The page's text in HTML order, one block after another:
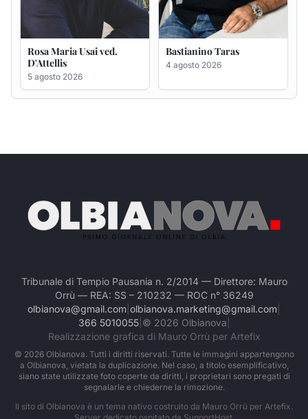
Tribunale di Tempio Pausania n. 2/2014 — Direttore: Mauro
Orrù — REA: SS – 210232 — ROC n° 36249
olbianova@gmail.com olbianova.marketing@gmail.com
366 5010055| © 2026 Olbianova
Realizzazione grafica di Mauro Orrù per Artefix
© 2026Olbianova. Tutti i diritti riservati. Tutte le immagini appartengono
a Olbianova, vietata la duplicazione. Nel caso, a titolo esemplificativo,
siano state utilizzate foto coperte da diritti, i proprietari sono pregati di
segnalarle e chiederne la rimozione.
Il sito di Olbianova è un tema nativo costruito da Mauro Orrù per Artefix.